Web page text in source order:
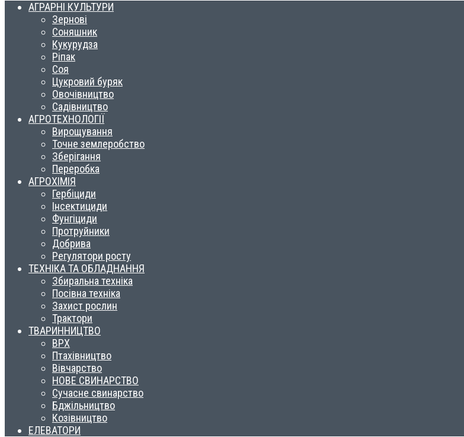
АГРАРНІ КУЛЬТУРИ
Зернові
Соняшник
Кукурудза
Ріпак
Соя
Цукровий буряк
Овочівництво
Садівництво
АГРОТЕХНОЛОГІЇ
Вирощування
Точне землеробство
Зберігання
Переробка
АГРОХІМІЯ
Гербіциди
Інсектициди
Фунгіциди
Протруйники
Добрива
Регулятори росту
ТЕХНІКА ТА ОБЛАДНАННЯ
Збиральна техніка
Посівна техніка
Захист рослин
Трактори
ТВАРИННИЦТВО
ВРХ
Птахівництво
Вівчарство
НОВЕ СВИНАРСТВО
Сучасне свинарство
Бджільництво
Козівництво
ЕЛЕВАТОРИ